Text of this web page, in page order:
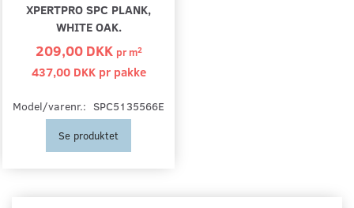
XPERTPRO SPC PLANK,
WHITE OAK.
209,00 DKK prm2
437,00 DKK pr pakke
Model/varenr.: SPC5135566E
Se produktet